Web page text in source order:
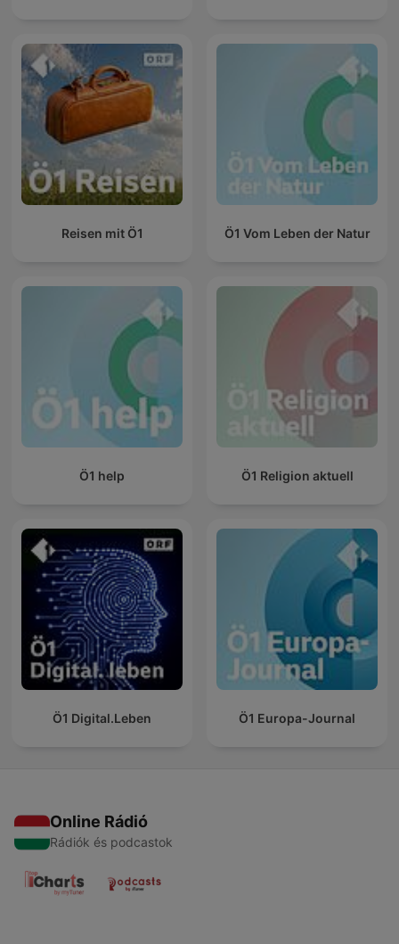
Reisen mit Ö1 Ö1 Vom Leben der Natur
Ö1 help Ö1 Religion aktuell
Ö1 Digital.Leben Ö1 Europa-Journal
Online Rádió
Rádiók és podcastok